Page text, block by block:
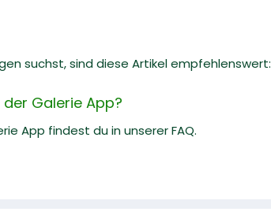
suchst, sind diese Artikel empfehlenswert:
Galerie App?
App findest du in unserer FAQ.